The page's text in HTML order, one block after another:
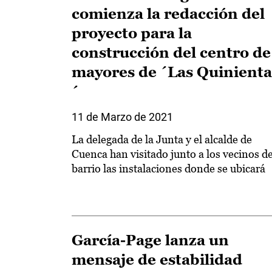
comienza la redacción del
proyecto para la
construcción del centro de
mayores de ´Las
´
11 de Marzo de 2021
La delegada de la Junta y el alcalde de
Cuenca han visitado junto a los vecinos
barrio las instalaciones donde se ubicará
García-Page lanza un
mensaje de estabilidad